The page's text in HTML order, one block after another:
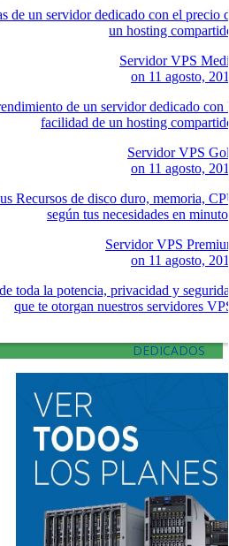
de un servidor dedicado con el precio
un hosting
Servidor VPS
on 11 agosto,
de un servidor dedicado con
facilidad de un hosting
Servidor VPS
on 11 agosto,
Recursos de disco duro, memoria,
según tus necesidades en
Servidor VPS
on 11 agosto,
toda la potencia, privacidad y
que te otorgan nuestros servidores
DEDICADOS